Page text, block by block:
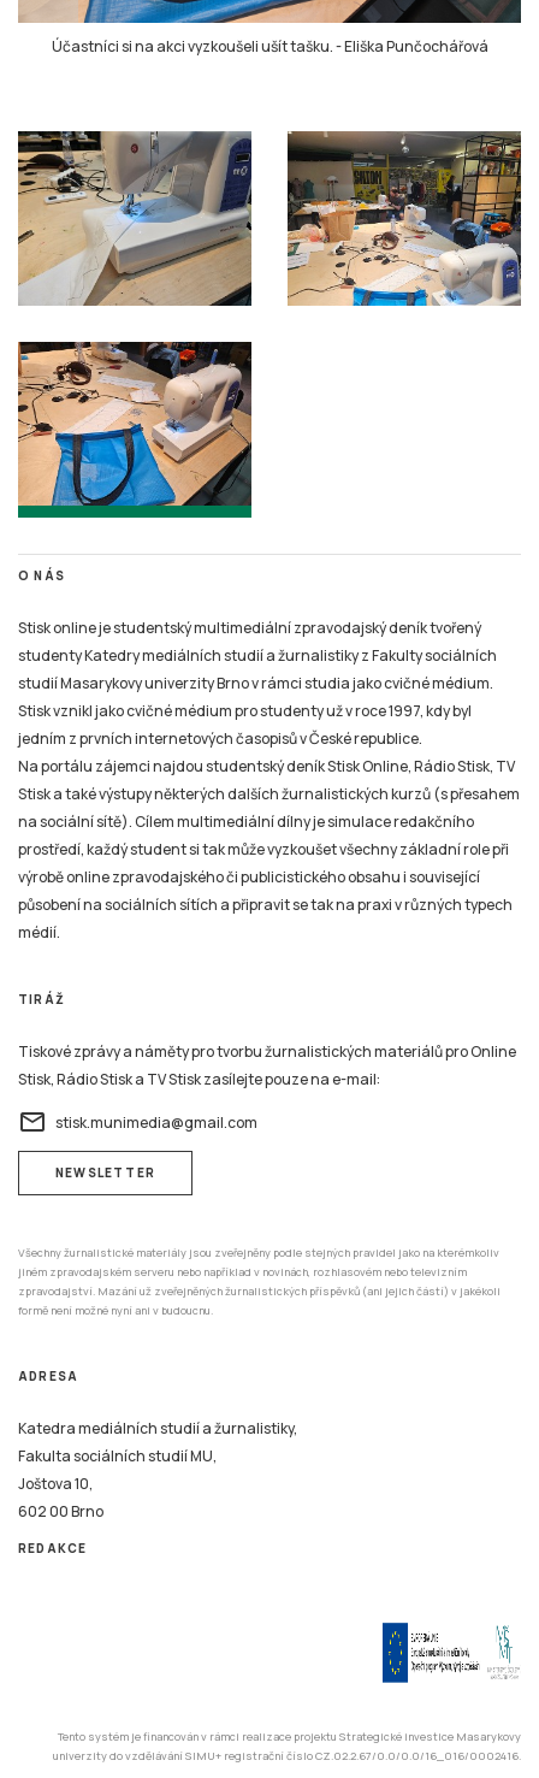
Účastníci si na akci vyzkoušeli ušít tašku.-Eliška Punčochářová
O NÁS
Stisk online je studentský multimediální zpravodajský deník tvořený
studenty Katedry mediálních studií a žurnalistiky z Fakulty sociálních
studií Masarykovy univerzity Brno v rámci studia jako cvičné médium.
Stisk vznikl jako cvičné médium pro studenty už v roce 1997, kdy byl
jedním z prvních internetových časopisů v České republice.
Na portálu zájemci najdou studentský deník Stisk Online, Rádio Stisk, TV
Stisk a také výstupy některých dalších žurnalistických kurzů (s přesahem
na sociální sítě). Cílem multimediální dílny je simulace redakčního
prostředí, každý student si tak může vyzkoušet všechny základní role při
výrobě online zpravodajského či publicistického obsahu i související
působení na sociálních sítích a připravit se tak na praxi v různých typech
médií.
TIRÁŽ
Tiskové zprávy a náměty pro tvorbu žurnalistických materiálů pro Online
Stisk, Rádio Stisk a TV Stisk zasílejte pouze na e-mail:
email stisk.munimedia@gmail.com
NEWSLETTER
Všechny žurnalistické materiály jsou zveřejněny podle stejných pravidel jako na kterémkoliv
jiném zpravodajském serveru nebo například v novinách, rozhlasovém nebo televizním
zpravodajství. Mazání už zveřejněných žurnalistických příspěvků (ani jejich částí) v jakékoli
formě není možné nyní ani v budoucnu.
ADRESA
Katedra mediálních studií a žurnalistiky,
Fakulta sociálních studií MU,
Joštova 10,
602 00 Brno
REDAKCE
Tento systém je financován v rámci realizace projektu Strategické investice Masarykovy
univerzity do vzdělávání SIMU+ registrační číslo CZ.02.2.67/0.0/0.0/16_016/0002416.